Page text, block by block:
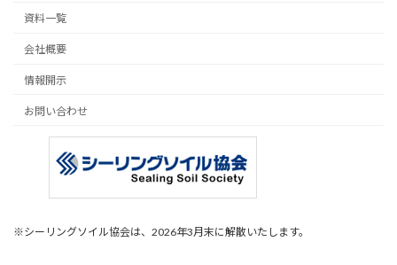
資料一覧
会社概要
情報開示
お問い合わせ
※シーリングソイル協会は、2026年3月末に解散いたします。